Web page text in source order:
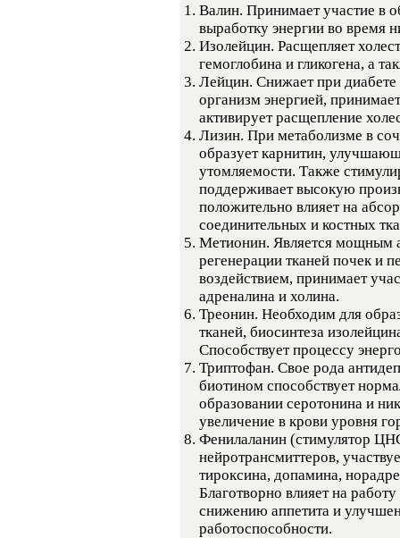
Валин. Принимает участие в
выработку энергии во время
Изолейцин. Расщепляет
гемоглобина и гликогена, а
Лейцин. Снижает при диабете
организм энергией,
активирует расщепление
Лизин. При метаболизме в
образует карнитин,
утомляемости. Также
поддерживает высокую
положительно влияет на
соединительных и костных
Метионин. Является мощным
регенерации тканей почек и
воздействием, принимает
адреналина и холина.
Треонин. Необходим для
тканей, биосинтеза
Способствует процессу
Триптофан. Свое рода
биотином способствует
образовании серотонина и
увеличение в крови уровня
Фенилаланин (стимулятор
нейротрансмиттеров,
тироксина, допамина,
Благотворно влияет на
снижению аппетита и
работоспособности.